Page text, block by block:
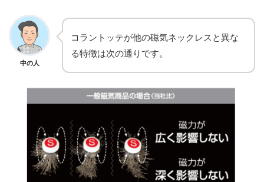
中の人
コラントッテが他の磁気ネックレスと異な
る特徴は次の通りです。